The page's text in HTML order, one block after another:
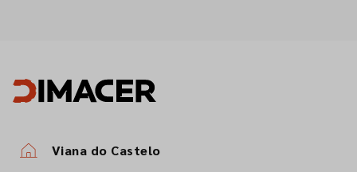
Viana do Castelo